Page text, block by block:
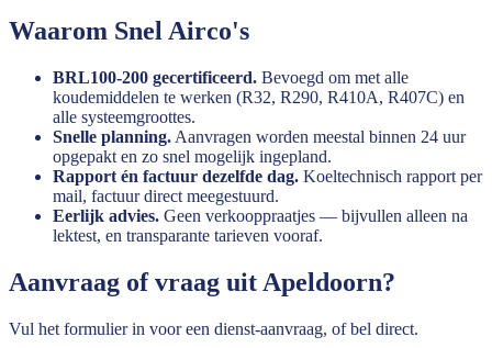
Waarom Snel Airco's
BRL100-200 gecertificeerd. Bevoegd om met alle
koudemiddelen te werken (R32, R290, R410A, R407C) en
alle systeemgroottes.
Snelle planning. Aanvragen worden meestal binnen 24 uur
opgepakt en zo snel mogelijk ingepland.
Rapport én factuur dezelfde dag. Koeltechnisch rapport per
mail, factuur direct meegestuurd.
Eerlijk advies. Geen verkooppraatjes — bijvullen alleen na
lektest, en transparante tarieven vooraf.
Aanvraag of vraag uit Apeldoorn?
Vul het formulier in voor een dienst-aanvraag, of bel direct.